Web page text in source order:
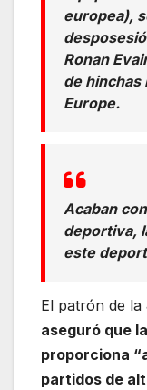
europea),
Ronan
de hinchas
Europe.
Acaban
deportiva,
este
El patrón de
aseguró que
proporciona
partidos de